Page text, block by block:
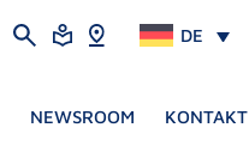
DE
NEWSROOM KONTAKT